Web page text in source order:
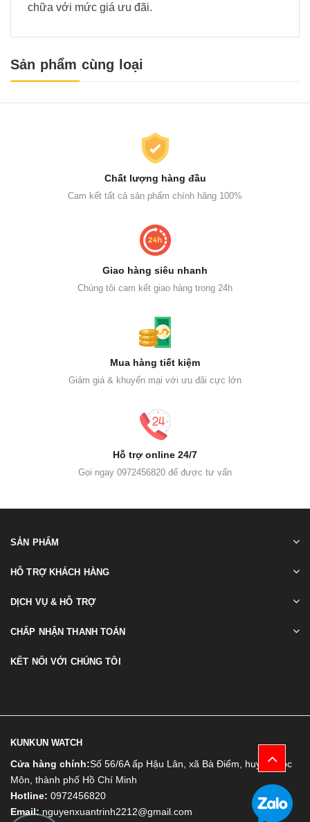
chữa với mức giá ưu đãi.
Sản phẩm cùng loại
Chất lượng hàng đầu
Cam kết tất cả sản phẩm chính hãng 100%
Giao hàng siêu nhanh
Chúng tôi cam kết giao hàng trong 24h
Mua hàng tiết kiệm
Giảm giá & khuyến mại với ưu đãi cực lớn
Hỗ trợ online 24/7
Gọi ngay 0972456820 để được tư vấn
SẢN PHẨM
HỖ TRỢ KHÁCH HÀNG
DỊCH VỤ & HỖ TRỢ
CHẤP NHẬN THANH TOÁN
KẾT NỐI VỚI CHÚNG TÔI
KUNKUN WATCH
Cửa hàng chính:Số 56/6A ấp Hậu Lân, xã Bà Điểm, huyện Hóc
Môn, thành phố Hồ Chí Minh
Hotline: 0972456820
Email: nguyenxuantrinh2212@gmail.com